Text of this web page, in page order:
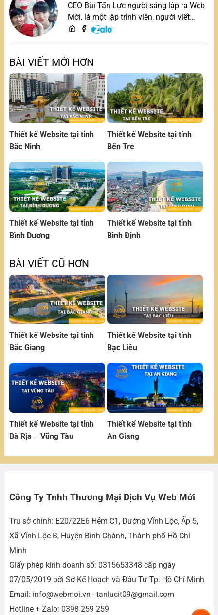
CEO Bùi Tấn Lực người sáng lập ra Web
Mới, là một lập trình viên, người viết
content, chuyên tư vấn các vấn đề về
BÀI VIẾT MỚI HƠN
Thiết kế Website tại tỉnh
Bắc Ninh
Thiết kế Website tại tỉnh
Bến Tre
Thiết kế Website tại tỉnh
Bình Dương
Thiết kế Website tại tỉnh
Bình Định
BÀI VIẾT CŨ HƠN
Thiết kế Website tại tỉnh
Bắc Giang
Thiết kế Website tại tỉnh
Bạc Liêu
Thiết kế Website tại tỉnh
Bà Rịa – Vũng Tàu
Thiết kế Website tại tỉnh
An Giang
Công Ty Tnhh Thương Mại Dịch Vụ Web Mới
Trụ sở chính: E20/22E6 Hẻm C1, Đường Vĩnh Lộc, Ấp 5,
Xã Vĩnh Lộc B, Huyện Bình Chánh, Thành phố Hồ Chí
Minh
Giấy phép kinh doanh số: 0315653348 cấp ngày
07/05/2019 bởi Sở Kế Hoạch và Đầu Tư Tp. Hồ Chí Minh
Email: info@webmoi.vn - tanlucit09@gmail.com
Hotline + Zalo: 0398 259 259